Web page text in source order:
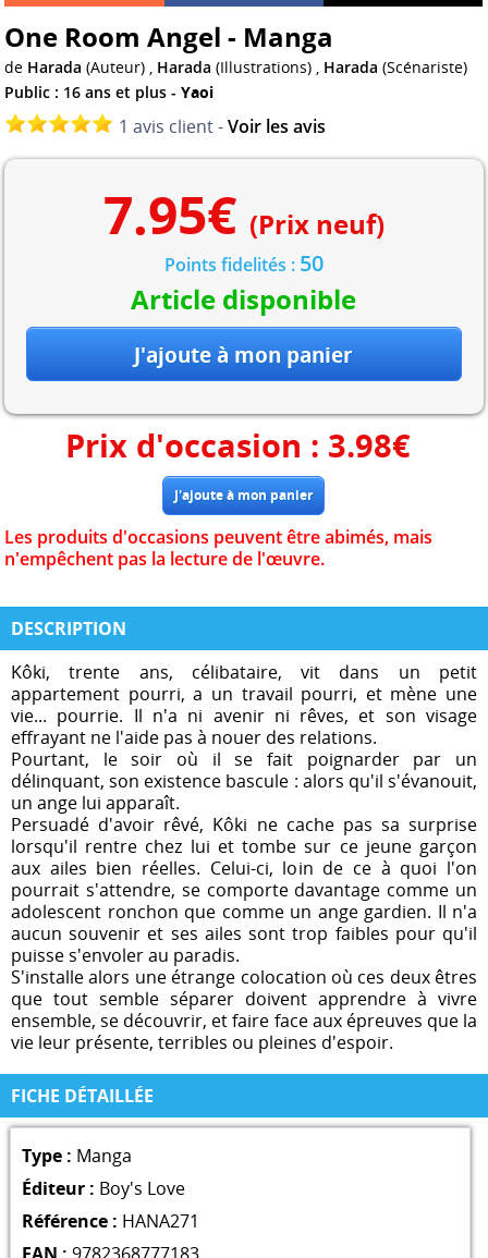
One Room Angel - Manga
de Harada (Auteur) , Harada (Illustrations) , Harada (Scénariste)
Public : 16 ans et plus -Yaoi
1 avis client -Voir les avis
7.95€ (Prix neuf)
Points fidelités : 50
Article disponible
Prix d'occasion : 3.98€
Les produits d'occasions peuvent être abimés, mais
n'empêchent pas la lecture de l'œuvre.
DESCRIPTION
Kôki, trente ans, célibataire, vit dans un petit
appartement pourri, a un travail pourri, et mène une
vie... pourrie. Il n'a ni avenir ni rêves, et son visage
effrayant ne l'aide pas à nouer des relations.
Pourtant, le soir où il se fait poignarder par un
délinquant, son existence bascule : alors qu'il s'évanouit,
un ange lui apparaît.
Persuadé d'avoir rêvé, Kôki ne cache pas sa surprise
lorsqu'il rentre chez lui et tombe sur ce jeune garçon
aux ailes bien réelles. Celui-ci, loin de ce à quoi l'on
pourrait s'attendre, se comporte davantage comme un
adolescent ronchon que comme un ange gardien. Il n'a
aucun souvenir et ses ailes sont trop faibles pour qu'il
puisse s'envoler au paradis.
S'installe alors une étrange colocation où ces deux êtres
que tout semble séparer doivent apprendre à vivre
ensemble, se découvrir, et faire face aux épreuves que la
vie leur présente, terribles ou pleines d'espoir.
FICHE DÉTAILLÉE
Type : Manga
Éditeur : Boy's Love
Référence : HANA271